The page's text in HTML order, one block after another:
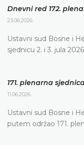
Dnevni red 172.
23.06.2026.
Ustavni sud Bosne i
sjednicu 2. i 3. jula
171. plenarna
11.06.2026.
Ustavni sud Bosne i
putem održao 171.